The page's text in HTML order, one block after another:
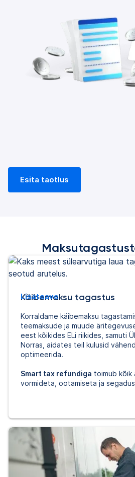
Esita taotlus
Käibemaksu tagastus
Korraldame käibemaksu
teemaksude ja muude
eest kõikides ELi riikides, samuti
Norras, aidates teil kulusid
optimeerida.
Smart tax refundiga toimub kõik
vormideta, ootamiseta ja
Lisateave